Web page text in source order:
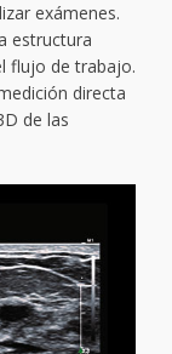
exámenes.
estructura
flujo de trabajo.
directa
de las